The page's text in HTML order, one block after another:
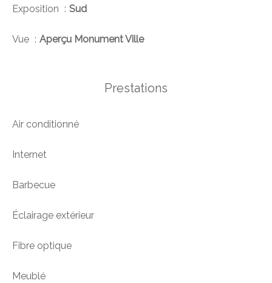
Exposition Sud
Vue Aperçu Monument Ville
Prestations
Air conditionné
Internet
Barbecue
Éclairage extérieur
Fibre optique
Meublé